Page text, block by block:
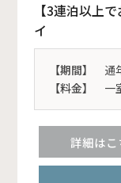
【3連泊以上
イ
【期間】
通
【料金】
一
詳細はこ